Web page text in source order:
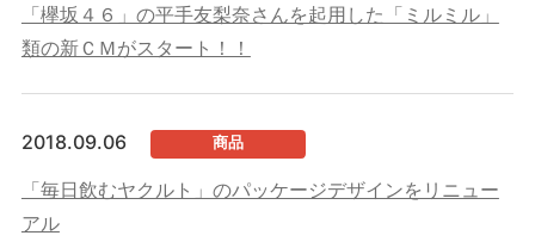
「欅坂４６」の平手友梨奈さんを起用した「ミルミル」
類の新ＣＭがスタート！！
2018.09.06 商品
「毎日飲むヤクルト」のパッケージデザインをリニュー
アル